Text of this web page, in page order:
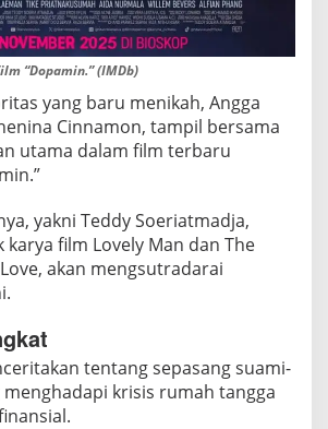
C
r
i
e
“Dopamin.” (IMDb)
yang baru menikah, Angga
Cinnamon, tampil bersama
utama dalam film terbaru
yakni Teddy Soeriatmadja,
film Lovely Man dan The
akan mengsutradarai
tentang sepasang suami-
krisis rumah tangga